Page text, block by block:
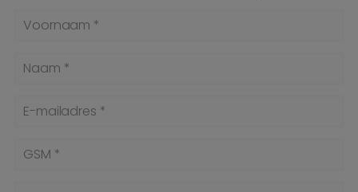
Voornaam *
Naam *
E-mailadres *
GSM *